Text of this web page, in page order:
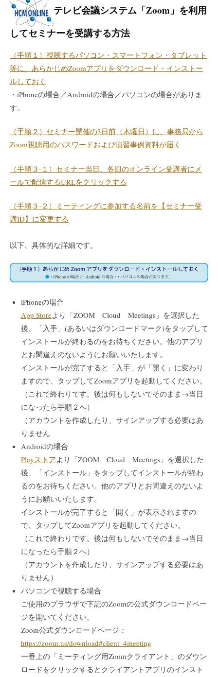
テレビ会議システム「Zoom」を利用
してセミナーを受講する方法
（手順１）視聴するパソコン・スマートフォン・タブレット
等に、あらかじめZoomアプリをダウンロード・インストー
ルしておく
・iPhoneの場合／Androidの場合／パソコンの場合がありま
す。
（手順２）セミナー開催の3日前（木曜日）に、事務局から
Zoom視聴用のパスワードおよび演習事例資料が届く
（手順３-１）セミナー当日、各回のオンライン受講者にメ
ールで配信するURLをクリックする
（手順３-２）ミーティングに参加する名前を【セミナー受
講ID】に変更する
以下、具体的な詳細です。
iPhoneの場合
App Storeより「ZOOM Cloud Meetings」を選択した
後、「入手」(あるいはダウンロードマーク)をタップして
インストールが終わるのをお待ちください。他のアプリ
とお間違えのないようにお願いいたします。
インストールが完了すると「入手」が「開く」に変わり
ますので、タップしてZoomアプリを起動してください。
（これで終わりです。後は何もしないでそのまま→当日
になったら手順２へ）
（アカウントを作成したり、サインアップする必要はあ
りません
Androidの場合
Playストアより「ZOOM Cloud Meetings」を選択した
後、「インストール」をタップしてインストールが終わ
るのをお待ちください。他のアプリとお間違えのないよ
うにお願いいたします。
インストールが完了すると「開く」が表示されますの
で、タップしてZoomアプリを起動してください。
（これで終わりです。後は何もしないでそのまま→当日
になったら手順２へ）
（アカウントを作成したり、サインアップする必要はあ
りません）
パソコンで視聴する場合
ご使用のプラウザで下記のZoomの公式ダウンロードペー
ジを開いてください。
Zoom公式ダウンロードページ：
https://zoom.us/download#client_4meeting
一番上の「ミーティング用Zoomクライアント」のダウン
ロードをクリックするとクライアントアプリのインスト